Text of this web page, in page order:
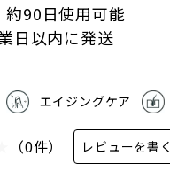
約90日使用可能
日以内に発送
エイジングケア
（0件） レビューを書く